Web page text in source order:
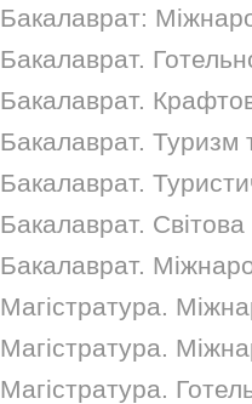
Бакалаврат:
Бакалаврат.
Бакалаврат.
Бакалаврат. Туризм
Бакалаврат.
Бакалаврат. Світова
Бакалаврат.
Магістратура.
Магістратура.
Магістратура.